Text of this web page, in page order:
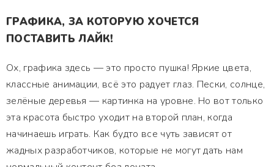
ГРАФИКА, ЗА КОТОРУЮ ХОЧЕТСЯ
ПОСТАВИТЬ ЛАЙК!
Ох, графика здесь — это просто пушка! Яркие цвета,
классные анимации, всё это радует глаз. Пески, солнце,
зелёные деревья — картинка на уровне. Но вот только
эта красота быстро уходит на второй план, когда
начинаешь играть. Как будто все чуть зависят от
жадных разработчиков, которые не могут дать нам